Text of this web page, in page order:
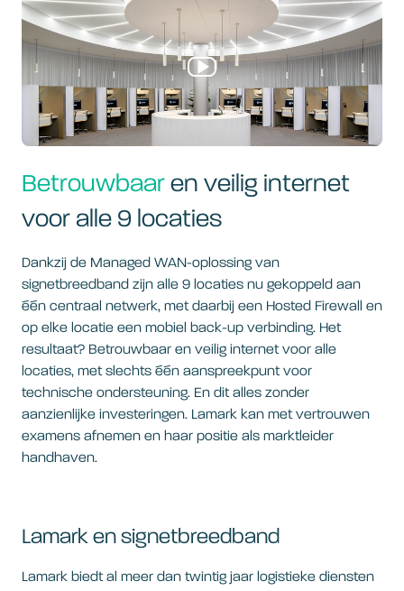
Betrouwbaar en veilig internet
voor alle 9 locaties
Dankzij de Managed WAN-oplossing van
signetbreedband zijn alle 9 locaties nu gekoppeld aan
één centraal netwerk, met daarbij een Hosted Firewall en
op elke locatie een mobiel back-up verbinding. Het
resultaat? Betrouwbaar en veilig internet voor alle
locaties, met slechts één aanspreekpunt voor
technische ondersteuning. En dit alles zonder
aanzienlijke investeringen. Lamark kan met vertrouwen
examens afnemen en haar positie als marktleider
handhaven.
Lamark en signetbreedband
Lamark biedt al meer dan twintig jaar logistieke diensten